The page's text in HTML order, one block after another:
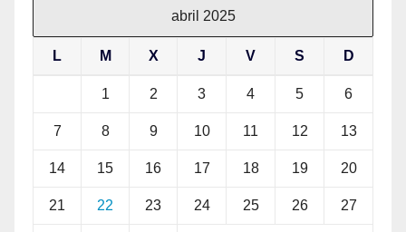
abril 2025
L M X J V S D
1 2 3 4 5 6
7 8 9 10 11 12 13
14 15 16 17 18 19 20
21 22 23 24 25 26 27